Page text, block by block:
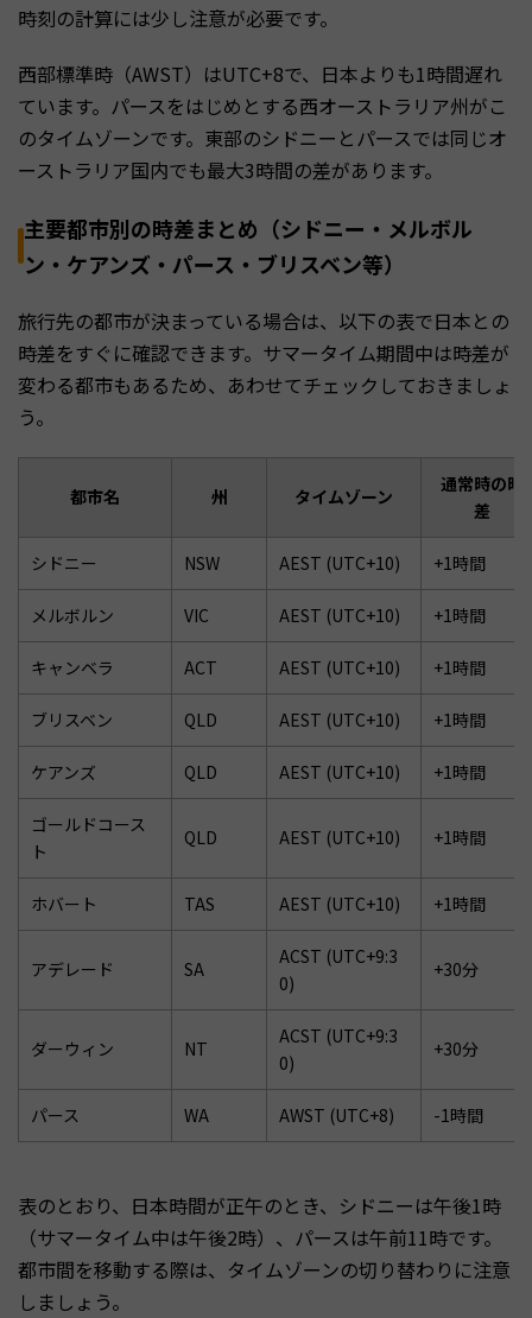
時刻の計算には少し注意が必要です。
西部標準時（AWST）はUTC+8で、日本よりも1時間遅れ
ています。パースをはじめとする西オーストラリア州がこ
のタイムゾーンです。東部のシドニーとパースでは同じオ
ーストラリア国内でも最大3時間の差があります。
主要都市別の時差まとめ（シドニー・メルボル
ン・ケアンズ・パース・ブリスベン等）
旅行先の都市が決まっている場合は、以下の表で日本との
時差をすぐに確認できます。サマータイム期間中は時差が
変わる都市もあるため、あわせてチェックしておきましょ
う。
都市名 州 タイムゾーン
通常時の時
差
シドニー NSW AEST (UTC+10) +1時間
メルボルン VIC AEST (UTC+10) +1時間
キャンベラ ACT AEST (UTC+10) +1時間
ブリスベン QLD AEST (UTC+10) +1時間
ケアンズ QLD AEST (UTC+10) +1時間
ゴールドコース
ト
QLD AEST (UTC+10) +1時間
ホバート TAS AEST (UTC+10) +1時間
アデレード SA
ACST (UTC+9:3
0)
+30分
ダーウィン NT
ACST (UTC+9:3
0)
+30分
パース WA AWST (UTC+8) -1時間
表のとおり、日本時間が正午のとき、シドニーは午後1時
（サマータイム中は午後2時）、パースは午前11時です。
都市間を移動する際は、タイムゾーンの切り替わりに注意
しましょう。